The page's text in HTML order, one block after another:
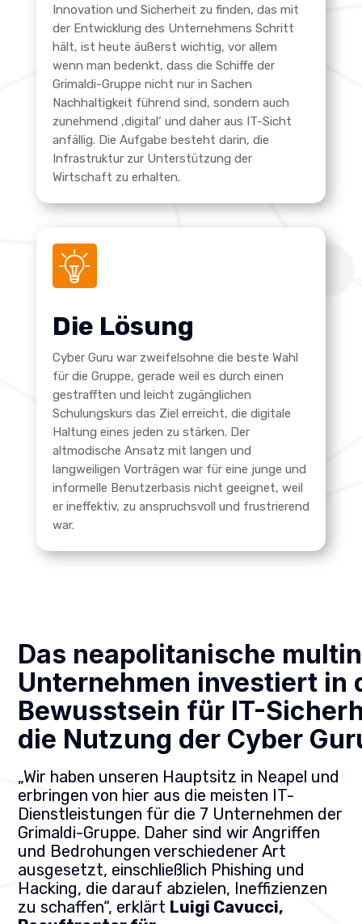
Innovation und Sicherheit zu finden, das mit
der Entwicklung des Unternehmens Schritt
hält, ist heute äußerst wichtig, vor allem
wenn man bedenkt, dass die Schiffe der
Grimaldi-Gruppe nicht nur in Sachen
Nachhaltigkeit führend sind, sondern auch
zunehmend ‚digital‘ und daher aus IT-Sicht
anfällig. Die Aufgabe besteht darin, die
Infrastruktur zur Unterstützung der
Wirtschaft zu erhalten.
Die Lösung
Cyber Guru war zweifelsohne die beste Wahl
für die Gruppe, gerade weil es durch einen
gestrafften und leicht zugänglichen
Schulungskurs das Ziel erreicht, die digitale
Haltung eines jeden zu stärken. Der
altmodische Ansatz mit langen und
langweiligen Vorträgen war für eine junge und
informelle Benutzerbasis nicht geeignet, weil
er ineffektiv, zu anspruchsvoll und frustrierend
war.
Das neapolitanische
Unternehmen investiert in
Bewusstsein für IT-
die Nutzung der Cyber
„Wir haben unseren Hauptsitz in Neapel und
erbringen von hier aus die meisten IT-
Dienstleistungen für die 7 Unternehmen der
Grimaldi-Gruppe. Daher sind wir Angriffen
und Bedrohungen verschiedener Art
ausgesetzt, einschließlich Phishing und
Hacking, die darauf abzielen, Ineffizienzen
zu schaffen“, erklärt Luigi Cavucci,